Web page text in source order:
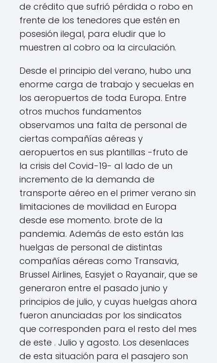
de crédito que sufrió pérdida o robo en
frente de los tenedores que estén en
posesión ilegal, para eludir que lo
muestren al cobro oa la circulación.
Desde el principio del verano, hubo una
enorme carga de trabajo y secuelas en
los aeropuertos de toda Europa. Entre
otros muchos fundamentos
observamos una falta de personal de
ciertas compañías aéreas y
aeropuertos en sus plantillas -fruto de
la crisis del Covid-19- al lado de un
incremento de la demanda de
transporte aéreo en el primer verano sin
limitaciones de movilidad en Europa
desde ese momento. brote de la
pandemia. Además de esto están las
huelgas de personal de distintas
compañías aéreas como Transavia,
Brussel Airlines, Easyjet o Rayanair, que se
generaron entre el pasado junio y
principios de julio, y cuyas huelgas ahora
fueron anunciadas por los sindicatos
que corresponden para el resto del mes
de este . Julio y agosto. Los desenlaces
de esta situación para el pasajero son